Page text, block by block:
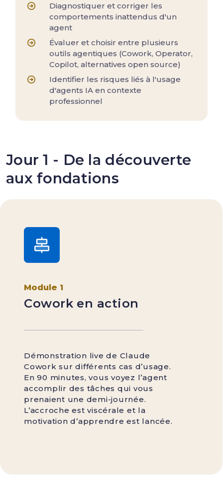
Diagnostiquer et corriger les
comportements inattendus d'un
agent
Évaluer et choisir entre plusieurs
outils agentiques (Cowork, Operator,
Copilot, alternatives open source)
Identifier les risques liés à l'usage
d'agents IA en contexte
professionnel
Jour 1 - De la découverte
aux fondations
Module 1
Cowork en action
Démonstration live de Claude
Cowork sur différents cas d’usage.
En 90 minutes, vous voyez l’agent
accomplir des tâches qui vous
prenaient une demi-journée.
L’accroche est viscérale et la
motivation d’apprendre est lancée.